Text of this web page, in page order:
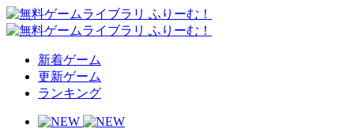
新着ゲーム
更新ゲーム
ランキング